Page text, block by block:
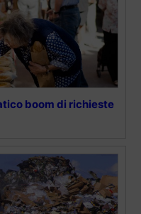
boom di richieste